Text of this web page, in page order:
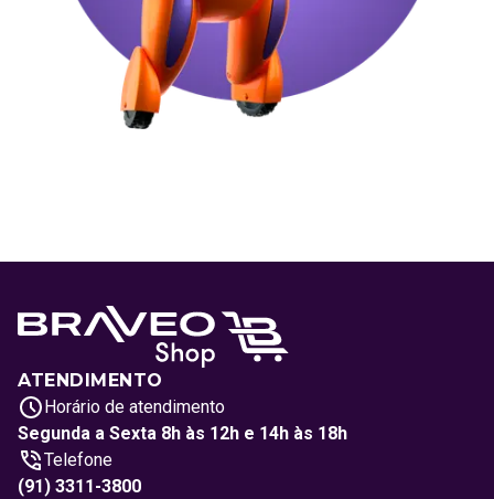
ATENDIMENTO
Horário de atendimento
Segunda a Sexta 8h às 12h e 14h às 18h
Telefone
(91) 3311-3800